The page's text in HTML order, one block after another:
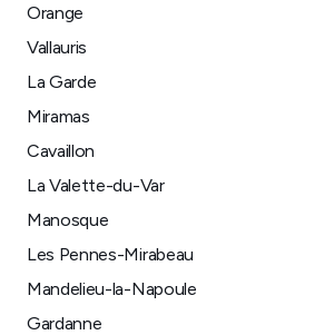
Orange
Vallauris
La Garde
Miramas
Cavaillon
La Valette-du-Var
Manosque
Les Pennes-Mirabeau
Mandelieu-la-Napoule
Gardanne